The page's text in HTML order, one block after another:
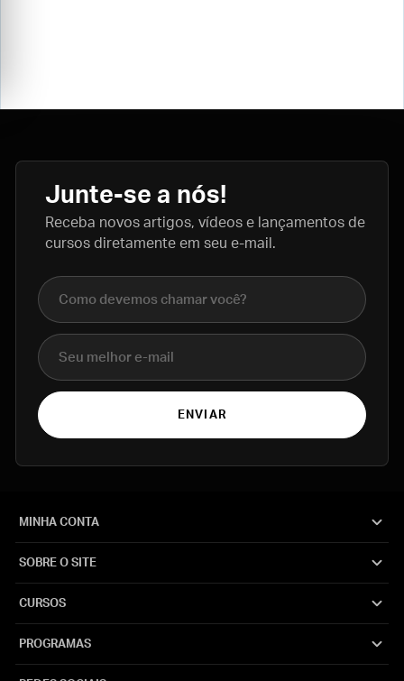
Junte-se a nós!
Receba novos artigos, vídeos e lançamentos de
cursos diretamente em seu e-mail.
Nome completo
E-mail
ENVIAR
MINHA CONTA
SOBRE O SITE
CURSOS
PROGRAMAS